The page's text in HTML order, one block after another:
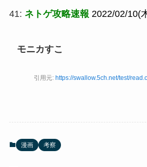
41: ネトゲ攻略速報 2022/02/10(
モニカすこ
引用元: https://swallow.5ch.net/test/
漫画 考察